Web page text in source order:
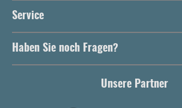
Service
Haben Sie noch Fragen?
Unsere Partner